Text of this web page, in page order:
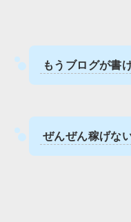
もうブログが書
ぜんぜん稼げな